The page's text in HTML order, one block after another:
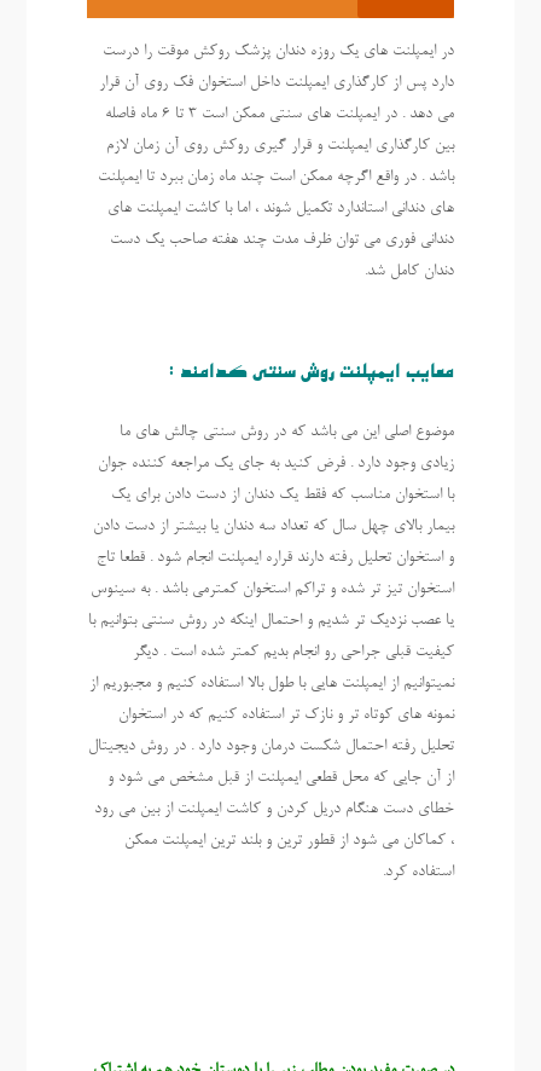
در ایمپلنت های یک روزه دندان پزشک روکش موقت را درست
دارد پس از کارگذاری ایمپلنت داخل استخوان فک روی آن قرار
می دهد . در ایمپلنت های سنتی ممکن است 3 تا 6 ماه فاصله
بین کارگذاری ایمپلنت و قرار گیری روکش روی آن زمان لازم
باشد . در واقع اگرچه ممکن است چند ماه زمان ببرد تا ایمپلنت
های دندانی استاندارد تکمیل شوند ، اما با کاشت ایمپلنت های
دندانی فوری می توان ظرف مدت چند هفته صاحب یک دست
دندان کامل شد.
معایب ایمپلنت روش سنتی کدامند :
موضوع اصلی این می باشد که در روش سنتی چالش های ما
زیادی وجود دارد . فرض کنید به جای یک مراجعه کننده جوان
با استخوان مناسب که فقط یک دندان از دست دادن برای یک
بیمار بالای چهل سال که تعداد سه دندان یا بیشتر از دست دادن
و استخوان تحلیل رفته دارند قراره ایمپلنت انجام شود . قطعا تاج
استخوان تیز تر شده و تراکم استخوان کمترمی باشد . به سینوس
یا عصب نزدیک تر شدیم و احتمال اینکه در روش سنتی بتوانیم با
کیفیت قبلی جراحی رو انجام بدیم کمتر شده است . دیگر
نمیتوانیم از ایمپلنت هایی با طول بالا استفاده کنیم و مجبوریم از
نمونه های کوتاه تر و نازک تر استفاده کنیم که در استخوان
تحلیل رفته احتمال شکست درمان وجود دارد . در روش دیجیتال
از آن جایی که محل قطعی ایمپلنت از قبل مشخص می شود و
خطای دست هنگام دریل کردن و کاشت ایمپلنت از بین می رود
، کماکان می شود از قطور ترین و بلند ترین ایمپلنت ممکن
استفاده کرد.